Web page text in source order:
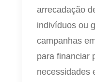
arrecadação
indivíduos ou
campanhas
para financiar
necessidades